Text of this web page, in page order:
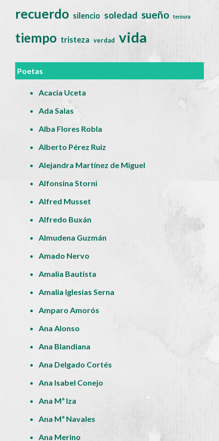
recuerdo silencio soledad sueño ternura
tiempo tristeza verdad vida
Poetas
Acacia Uceta
Ada Salas
Alba Flores Robla
Alberto Pérez Ruiz
Alejandra Martínez de Miguel
Alfonsina Storni
Alfred Musset
Alfredo Buxán
Almudena Guzmán
Amado Nervo
Amalia Bautista
Amalia Iglesias Serna
Amparo Amorós
Ana Alonso
Ana Blandiana
Ana Delgado Cortés
Ana Isabel Conejo
Ana Mª Iza
Ana Mª Navales
Ana Merino